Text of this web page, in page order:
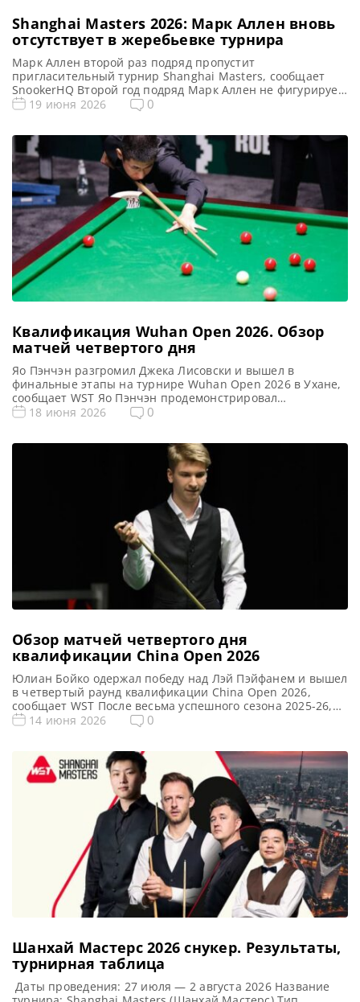
Shanghai Masters 2026: Марк Аллен вновь
отсутствует в жеребьевке турнира
Марк Аллен второй раз подряд пропустит
пригласительный турнир Shanghai Masters, сообщает
SnookerHQ Второй год подряд Марк Аллен не фигурирует
в списке участников Shanghai Masters, а основной состав
пригласительным, в нем принимают участие 16 лучших
игроков мирового рейтинга. К […]
19 июня 2026 0
Квалификация Wuhan Open 2026. Обзор
матчей четвертого дня
Яо Пэнчэн разгромил Джека Лисовски и вышел в
финальные этапы на турнире Wuhan Open 2026 в Ухане,
сообщает WST Яо Пэнчэн продемонстрировал
впечатляющую форму, одержав свою шестую победу
2026. 29-летний китаец проводит второй сезон в
профессиональном туре. […]
18 июня 2026 0
Обзор матчей четвертого дня
квалификации China Open 2026
Юлиан Бойко одержал победу над Лэй Пэйфанем и вышел
в четвертый раунд квалификации China Open 2026,
сообщает WST После весьма успешного сезона 2025-26,
который стал лучшим в его карьере, перспективный
победу над Лэй Пэйфанем со счетом 6-2 в предпоследнем
квалификационном раунде China Open 2026. […]
14 июня 2026 0
Шанхай Мастерс 2026 cнукер. Результаты,
турнирная таблица
Даты проведения: 27 июля — 2 августа 2026 Название